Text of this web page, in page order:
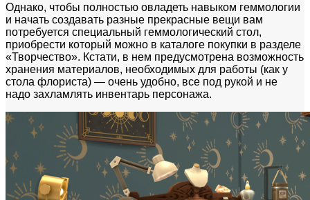
Однако, чтобы полностью овладеть навыком геммологии
и начать создавать разные прекрасные вещи вам
потребуется специальный геммологический стол,
приобрести который можно в каталоге покупки в разделе
«Творчество». Кстати, в нем предусмотрена возможность
хранения материалов, необходимых для работы (как у
стола флориста) — очень удобно, все под рукой и не
надо захламлять инвентарь персонажа.